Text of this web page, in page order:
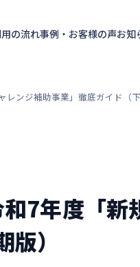
の流れ事例・お客様の声お知
ンジ補助事業」徹底ガイド（下
7年度「新
）